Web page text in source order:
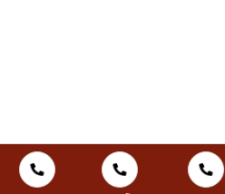
Đã thêm sản phẩm vào giỏ hàng
0 items -